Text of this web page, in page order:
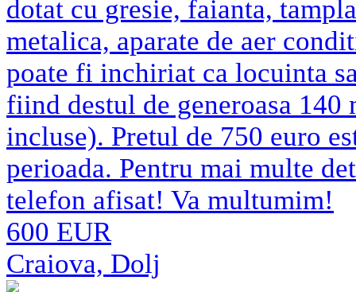
dotat cu gresie, faianta,
metalica, aparate de aer
poate fi inchiriat ca locuinta
fiind destul de generoasa 140
incluse). Pretul de 750 euro
perioada. Pentru mai multe
telefon afisat! Va multumim!
600 EUR
Craiova, Dolj